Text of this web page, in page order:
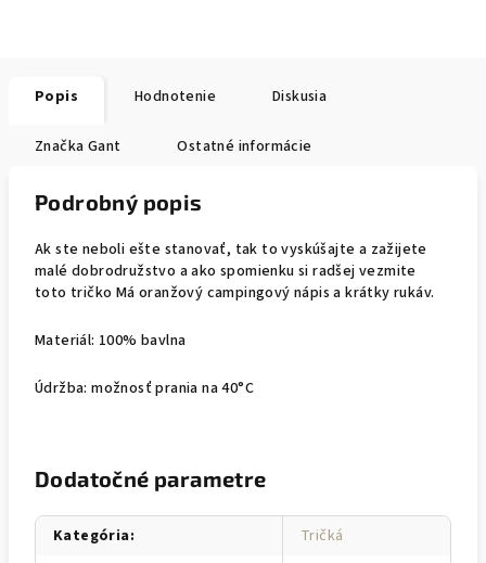
Popis Hodnotenie Diskusia
Značka Gant Ostatné informácie
Podrobný popis
Ak ste neboli ešte stanovať, tak to vyskúšajte a zažijete
malé dobrodružstvo a ako spomienku si radšej vezmite
toto tričko Má oranžový campingový nápis a krátky rukáv.
Materiál: 100% bavlna
Údržba: možnosť prania na 40°C
Dodatočné parametre
Kategória:
Tričká